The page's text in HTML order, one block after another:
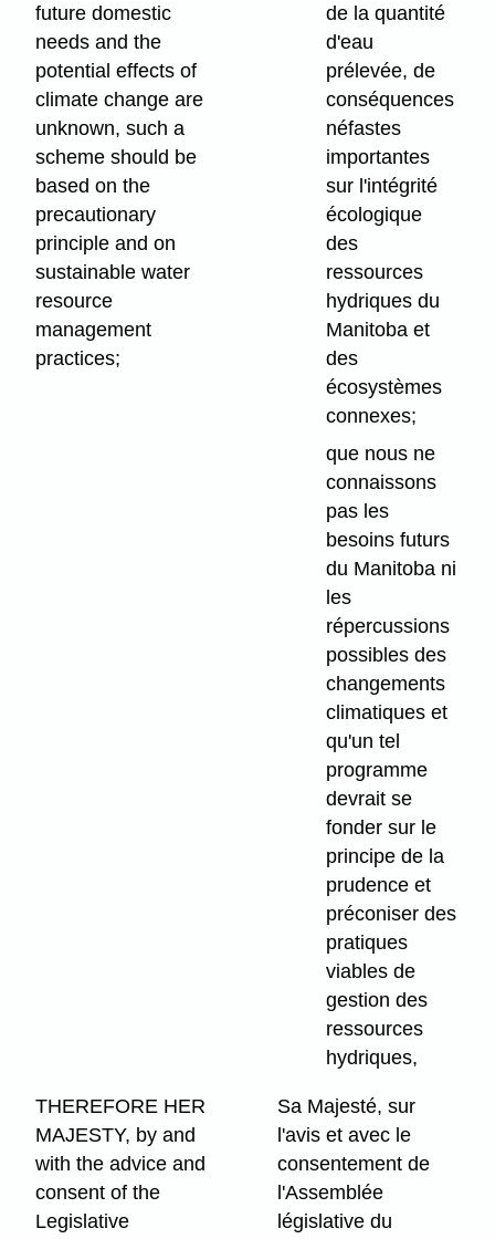
future domestic
needs and the
potential effects of
climate change are
unknown, such a
scheme should be
based on the
precautionary
principle and on
sustainable water
resource
management
practices;
de la quantité
d'eau
prélevée, de
conséquences
néfastes
importantes
sur l'intégrité
écologique
des
ressources
hydriques du
Manitoba et
des
écosystèmes
connexes;
que nous ne
connaissons
pas les
besoins futurs
du Manitoba ni
les
répercussions
possibles des
changements
climatiques et
qu'un tel
programme
devrait se
fonder sur le
principe de la
prudence et
préconiser des
pratiques
viables de
gestion des
ressources
hydriques,
THEREFORE HER
MAJESTY, by and
with the advice and
consent of the
Legislative
Sa Majesté, sur
l'avis et avec le
consentement de
l'Assemblée
législative du